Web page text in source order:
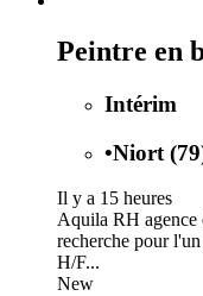
Peintre en
Intérim
•Niort
Il y a 15 heures
Aquila RH
recherche pour
H/F...
New